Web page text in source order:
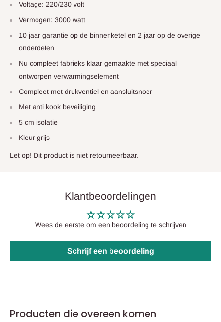
Voltage: 220/230 volt
Vermogen: 3000 watt
10 jaar garantie op de binnenketel en 2 jaar op de overige
onderdelen
Nu compleet fabrieks klaar gemaakte met speciaal
ontworpen verwarmingselement
Compleet met drukventiel en aansluitsnoer
Met anti kook beveiliging
5 cm isolatie
Kleur grijs
Let op! Dit product is niet retourneerbaar.
Klantbeoordelingen
Wees de eerste om een beoordeling te schrijven
Schrijf een beoordeling
Producten die overeen komen